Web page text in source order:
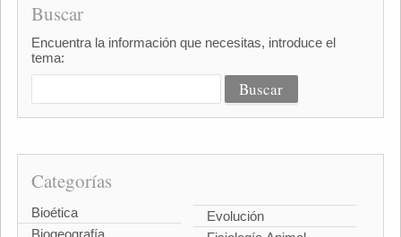
Buscar
Encuentra la información que necesitas, introduce el
tema:
Categorías
Bioética
Biogeografía
Evolución